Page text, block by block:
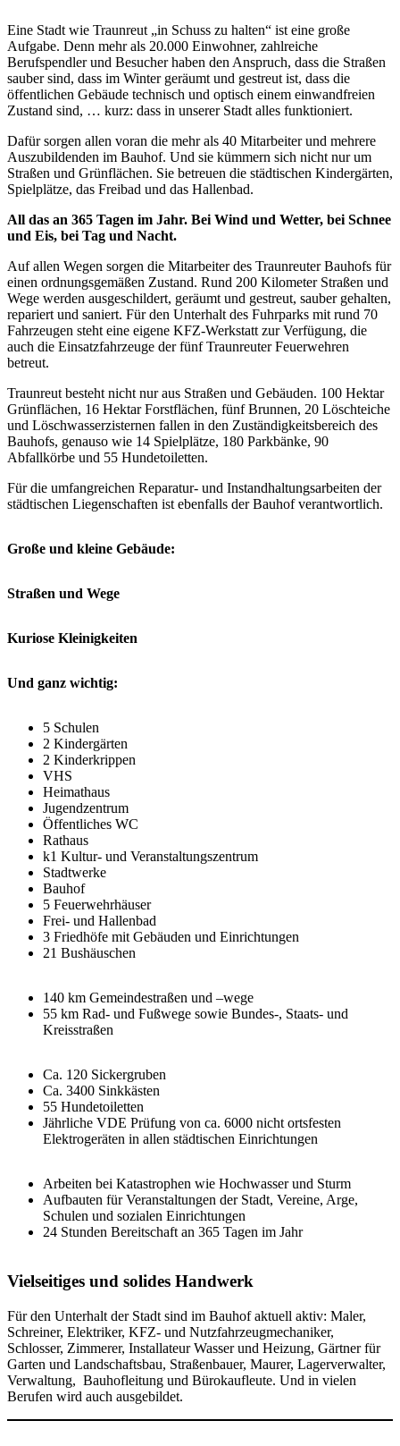
Eine Stadt wie Traunreut „in Schuss zu halten“ ist eine große
Aufgabe. Denn mehr als 20.000 Einwohner, zahlreiche
Berufspendler und Besucher haben den Anspruch, dass die Straßen
sauber sind, dass im Winter geräumt und gestreut ist, dass die
öffentlichen Gebäude technisch und optisch einem einwandfreien
Zustand sind, … kurz: dass in unserer Stadt alles funktioniert.
Dafür sorgen allen voran die mehr als 40 Mitarbeiter und mehrere
Auszubildenden im Bauhof. Und sie kümmern sich nicht nur um
Straßen und Grünflächen. Sie betreuen die städtischen Kindergärten,
Spielplätze, das Freibad und das Hallenbad.
All das an 365 Tagen im Jahr. Bei Wind und Wetter, bei Schnee
und Eis, bei Tag und Nacht.
Auf allen Wegen sorgen die Mitarbeiter des Traunreuter Bauhofs für
einen ordnungsgemäßen Zustand. Rund 200 Kilometer Straßen und
Wege werden ausgeschildert, geräumt und gestreut, sauber gehalten,
repariert und saniert. Für den Unterhalt des Fuhrparks mit rund 70
Fahrzeugen steht eine eigene KFZ-Werkstatt zur Verfügung, die
auch die Einsatzfahrzeuge der fünf Traunreuter Feuerwehren
betreut.
Traunreut besteht nicht nur aus Straßen und Gebäuden. 100 Hektar
Grünflächen, 16 Hektar Forstflächen, fünf Brunnen, 20 Löschteiche
und Löschwasserzisternen fallen in den Zuständigkeitsbereich des
Bauhofs, genauso wie 14 Spielplätze, 180 Parkbänke, 90
Abfallkörbe und 55 Hundetoiletten.
Für die umfangreichen Reparatur- und Instandhaltungsarbeiten der
städtischen Liegenschaften ist ebenfalls der Bauhof verantwortlich.
Große und kleine Gebäude:
Straßen und Wege
Kuriose Kleinigkeiten
Und ganz wichtig:
5 Schulen
2 Kindergärten
2 Kinderkrippen
VHS
Heimathaus
Jugendzentrum
Öffentliches WC
Rathaus
k1 Kultur- und Veranstaltungszentrum
Stadtwerke
Bauhof
5 Feuerwehrhäuser
Frei- und Hallenbad
3 Friedhöfe mit Gebäuden und Einrichtungen
21 Bushäuschen
140 km Gemeindestraßen und –wege
55 km Rad- und Fußwege sowie Bundes-, Staats- und
Kreisstraßen
Ca. 120 Sickergruben
Ca. 3400 Sinkkästen
55 Hundetoiletten
Jährliche VDE Prüfung von ca. 6000 nicht ortsfesten
Elektrogeräten in allen städtischen Einrichtungen
Arbeiten bei Katastrophen wie Hochwasser und Sturm
Aufbauten für Veranstaltungen der Stadt, Vereine, Arge,
Schulen und sozialen Einrichtungen
24 Stunden Bereitschaft an 365 Tagen im Jahr
Vielseitiges und solides Handwerk
Für den Unterhalt der Stadt sind im Bauhof aktuell aktiv: Maler,
Schreiner, Elektriker, KFZ- und Nutzfahrzeugmechaniker,
Schlosser, Zimmerer, Installateur Wasser und Heizung, Gärtner für
Garten und Landschaftsbau, Straßenbauer, Maurer, Lagerverwalter,
Verwaltung, Bauhofleitung und Bürokaufleute. Und in vielen
Berufen wird auch ausgebildet.